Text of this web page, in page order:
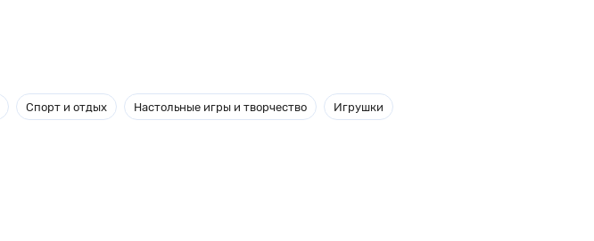
Спорт и отдых Настольные игры и творчество Игрушки